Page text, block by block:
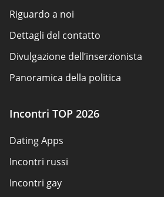
Riguardo a noi
Dettagli del contatto
Divulgazione dell’inserzionista
Panoramica della politica
Mappa del sito
Incontri TOP 2026
Dating Apps
Incontri russi
Incontri gay